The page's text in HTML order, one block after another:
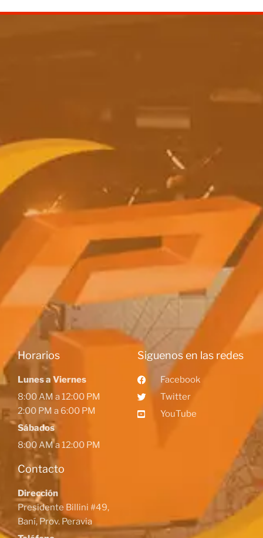
Horarios
Lunes a Viernes
8:00 AM a 12:00 PM
2:00 PM a 6:00 PM
Sábados
8:00 AM a 12:00 PM
Contacto
Dirección
Presidente Billini #49,
Baní, Prov. Peravia
Siguenos en las redes
Facebook
Twitter
YouTube